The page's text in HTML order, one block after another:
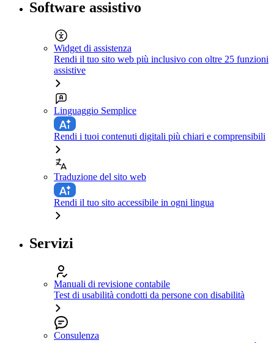
Software assistivo
Widget di assistenza
Rendi il tuo sito web più inclusivo con oltre 25 funzioni
assistive
Linguaggio Semplice
Rendi i tuoi contenuti digitali più chiari e comprensibili
Traduzione del sito web
Rendi il tuo sito accessibile in ogni lingua
Servizi
Manuali di revisione contabile
Test di usabilità condotti da persone con disabilità
Consulenza